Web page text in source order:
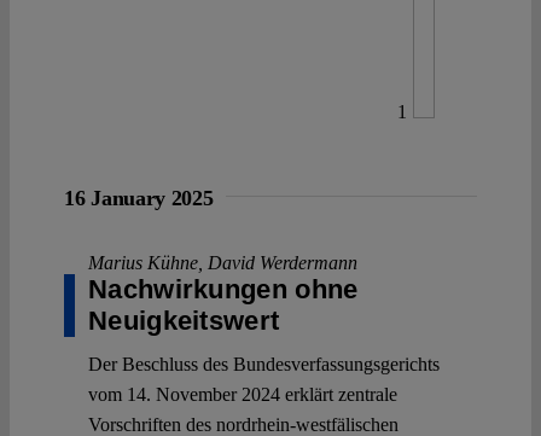
1
16 January 2025
Marius Kühne David Werdermann
Nachwirkungen ohne
Neuigkeitswert
Der Beschluss des Bundesverfassungsgerichts
vom 14. November 2024 erklärt zentrale
Vorschriften des nordrhein-westfälischen